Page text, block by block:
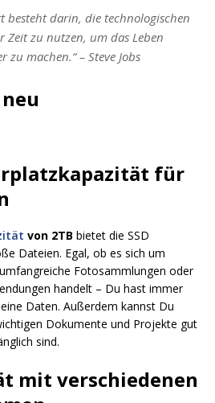
besteht darin, die technologischen
Zeit zu nutzen, um das Leben
machen.“ – Steve Jobs
neu
für
von 2TB bietet die SSD
Dateien. Egal, ob es sich um
Fotosammlungen oder
handelt – Du hast immer
Daten. Außerdem kannst Du
Dokumente und Projekte gut
sind.
mit verschiedenen